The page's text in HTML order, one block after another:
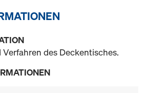
des Deckentisches.